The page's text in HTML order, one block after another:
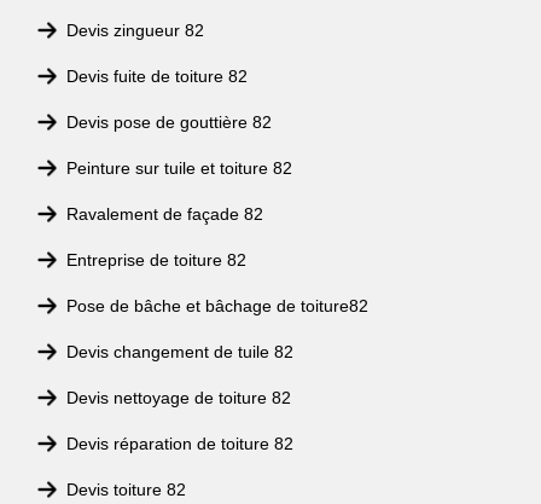
Devis zingueur 82
Devis fuite de toiture 82
Devis pose de gouttière 82
Peinture sur tuile et toiture 82
Ravalement de façade 82
Entreprise de toiture 82
Pose de bâche et bâchage de toiture82
Devis changement de tuile 82
Devis nettoyage de toiture 82
Devis réparation de toiture 82
Devis toiture 82